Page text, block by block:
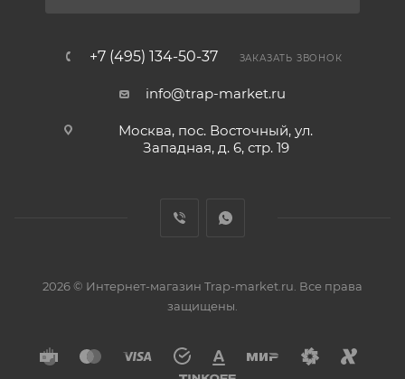
+7 (495) 134-50-37 ЗАКАЗАТЬ ЗВОНОК
info@trap-market.ru
Москва, пос. Восточный, ул.
Западная, д. 6, стр. 19
2026 © Интернет-магазин Trap-market.ru. Все права
защищены.